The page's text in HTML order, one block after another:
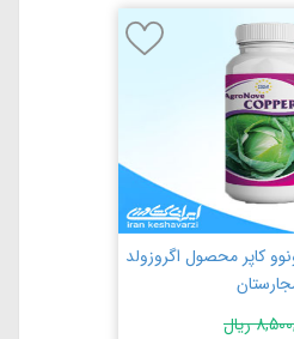
کاپر محصول اگروزولد
ریال